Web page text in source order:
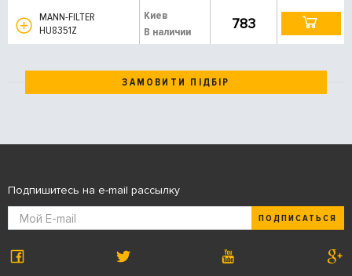
MANN-FILTER
HU8351Z
Киев
В наличии
783
ЗАМОВИТИ ПІДБІР
Подпишитесь на e-mail рассылку
ПОДПИСАТЬСЯ